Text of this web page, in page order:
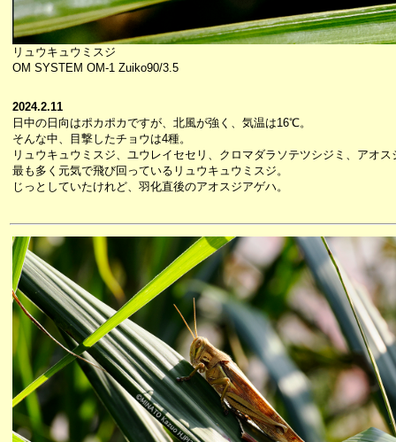
リュウキュウミスジ
OM SYSTEM OM-1 Zuiko90/3.5
2024.2.11
日中の日向はポカポカですが、北風が強く、気温は16℃。
そんな中、目撃したチョウは4種。
リュウキュウミスジ、ユウレイセセリ、クロマダラソテツシジミ、アオス
最も多く元気で飛び回っているリュウキュウミスジ。
じっとしていたけれど、羽化直後のアオスジアゲハ。